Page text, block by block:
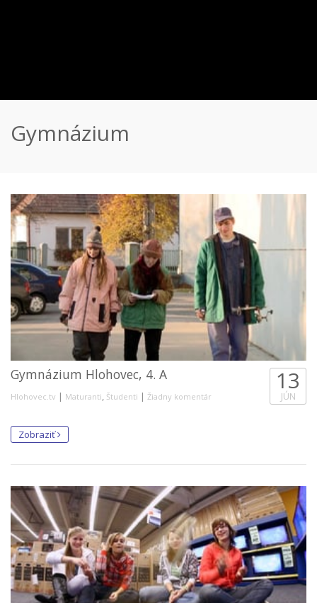
Gymnázium
Gymnázium Hlohovec, 4. A
Hlohovec.tv | Maturanti, Študenti | Žiadny komentár
13
JÚN
Zobraziť